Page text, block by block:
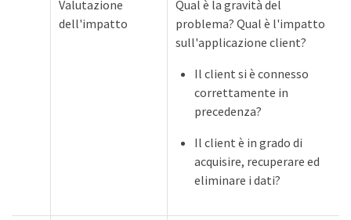
Valutazione
dell'impatto
Qual è la gravità del
problema? Qual è l'impatto
sull'applicazione client?
Il client si è connesso
correttamente in
precedenza?
Il client è in grado di
acquisire, recuperare ed
eliminare i dati?